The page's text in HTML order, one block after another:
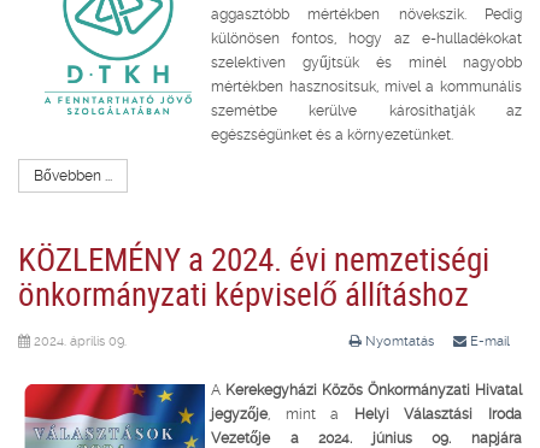
aggasztóbb mértékben növekszik. Pedig
különösen fontos, hogy az e-hulladékokat
szelektíven gyűjtsük és minél nagyobb
mértékben hasznosítsuk, mivel a kommunális
szemétbe kerülve károsíthatják az
egészségünket és a környezetünket.
Bővebben ...
KÖZLEMÉNY a 2024. évi nemzetiségi
önkormányzati képviselő állításhoz
Nyomtatás E-mail
2024. április 09.
A Kerekegyházi Közös Önkormányzati Hivatal
jegyzője, mint a Helyi Választási Iroda
Vezetője a 2024. június 09. napjára